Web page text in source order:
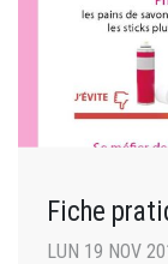
Fiche
LUN 19 NOV